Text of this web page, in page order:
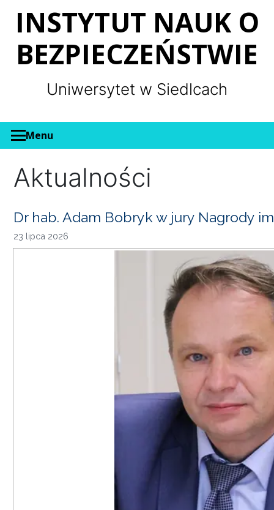
INSTYTUT NAUK O
BEZPIECZEŃSTWIE
Uniwersytet w Siedlcach
Menu
Aktualności
Dr hab. Adam Bobryk w jury Nagrody
23 lipca 2026